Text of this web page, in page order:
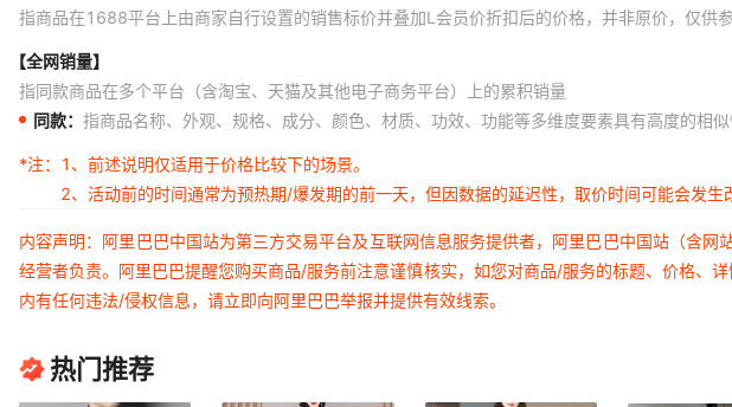
指商品在1688平台上由商家自行设置的销售标价并叠加L会员价折扣后的价格，并非原价，仅供参
【全网销量】
指同款商品在多个平台（含淘宝、天猫及其他电子商务平台）上的累积销量
同款： 指商品名称、外观、规格、成分、颜色、材质、功效、功能等多维度要素具有高度的相
*注：
1、前述说明仅适用于价格比较下的场景。
2、活动前的时间通常为预热期/爆发期的前一天，但因数据的延迟性，取价时间可能会发生
内容声明：阿里巴巴中国站为第三方交易平台及互联网信息服务提供者，阿里巴巴中国站（含
经营者负责。阿里巴巴提醒您购买商品/服务前注意谨慎核实，如您对商品/服务的标题、价格、
内有任何违法/侵权信息，请立即向阿里巴巴举报并提供有效线索。
热门推荐